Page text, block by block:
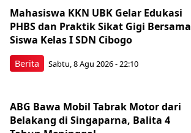
Berita
Mahasiswa KKN UBK Gelar Edukasi
PHBS dan Praktik Sikat Gigi Bersama
Siswa Kelas I SDN Cibogo
Sabtu, 8 Agu 2026 - 22:10
ABG Bawa Mobil Tabrak Motor dari
Belakang di Singaparna, Balita 4